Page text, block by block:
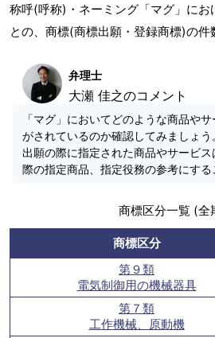
称呼(呼称)・ネーミング「マグ」に
との、商標(商標出願・登録商標)の件
弁理士
大瀬 佳之のコメント
「マグ」においてどのような商品や
がされているのか確認してみましょ
出願の際に指定された商品やサービ
際の指定商品、指定役務の参考にする
商標区分一覧 (全
商標区分
第９類
電気制御用の機械器具
第７類
工作機械、原動機